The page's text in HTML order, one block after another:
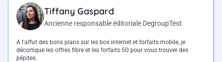
Tiffany Gaspard
Ancienne responsable éditoriale DegroupTest
A l'affut des bons plans sur les box internet et forfaits mobile, je
décortique les offres fibre et les forfaits 5G pour vous trouver des
pépites.